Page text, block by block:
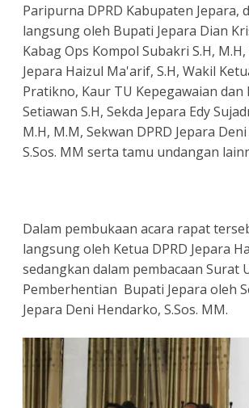
Paripurna DPRD Kabupaten Jepara,
langsung oleh Bupati Jepara Dian
Kabag Ops Kompol Subakri S.H,
Jepara Haizul Ma'arif, S.H, Wakil
Pratikno, Kaur TU Kepegawaian dan
Setiawan S.H, Sekda Jepara Edy
M.H, M.M, Sekwan DPRD Jepara
S.Sos. MM serta tamu undangan
Dalam pembukaan acara rapat
langsung oleh Ketua DPRD Jepara
sedangkan dalam pembacaan Surat
Pemberhentian Bupati Jepara oleh
Jepara Deni Hendarko, S.Sos. MM.